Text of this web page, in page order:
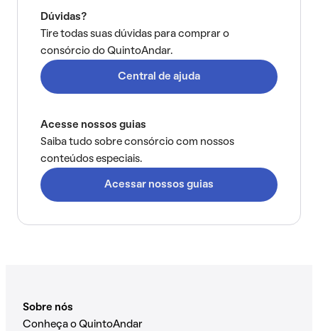
Dúvidas?
Tire todas suas dúvidas para comprar o
consórcio do QuintoAndar.
Central de ajuda
Acesse nossos guias
Saiba tudo sobre consórcio com nossos
conteúdos especiais.
Acessar nossos guias
Sobre nós
Conheça o QuintoAndar